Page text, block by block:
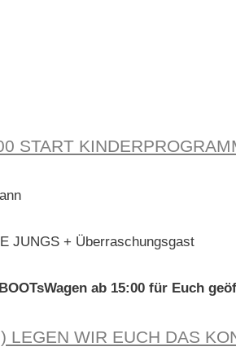
START
JUNGS + Überraschungsgast
ab 15:00 für Euch
LEGEN WIR EUCH DAS